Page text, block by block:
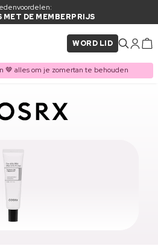
MET DE MEMBERPRIJS
WORD LID
🤎 alles om je zomertan te behouden